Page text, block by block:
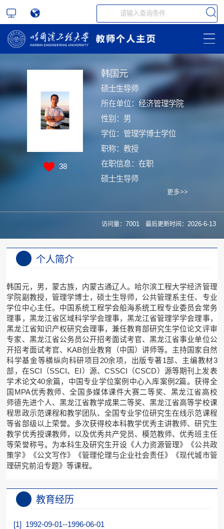
38
韩国元
硕士生导师
所在单位：经济管理学院
性别：男
学位：管理学博士学位
职称：教授
在职信息：在职
硕士生导师
更多>>
访问量： 7001 最后更新时间： 2026-6-13
个人简介
韩国元，男，蒙古族，内蒙古通辽人。哈尔滨工程大学经济管理
学院副教授，管理学博士，硕士生导师，公共管理系主任、专业
学位中心主任。中国系统工程学会船海系统工程专业委员会常务
理事，黑龙江省区域科学学会理事，黑龙江省管理学学会理事，
黑龙江省知识产权研究会理事，兼任教育部研究生学位论文评审
专家、黑龙江省公务员公开招考面试考官、黑龙江省事业单位公
开招考面试考官、KAB创业教育（中国）讲师等。主持国家自然
科学基金等横纵向科研项目20余项，出版专著1部、主编教材3
部，在SCI（SSCI、EI）源、CSSCI（CSCD）源等期刊上发表
学术论文40余篇，中国专业学位案例中心入库案例2篇。获得全
国MPA优秀教师、全国多媒体课件大赛二等奖、黑龙江省高校
师德先进个人、黑龙江省教学成果二等奖、黑龙江省高等学校课
程思政示范课程和教学团队、全国专业学位研究生在线示范课程
等省部级以上荣誉。多次获得校本科教学优秀主讲教师、研究生
教学优秀授课教师，以及优秀共产党员、模范教师、优秀班主任
等荣誉称号。为本科生及研究生开设《人力资源管理》《公共政
策学》《公文写作》《管理伦理与企业社会责任》《现代城市管
理研究前沿专题》等课程。
教育经历
[1] 1992-09-01--1996-06-01